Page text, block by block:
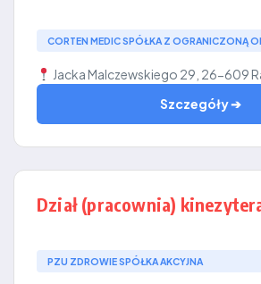
CORTEN MEDIC SPÓŁKA Z OGRANICZONĄ
Jacka Malczewskiego 29, 26-609
Szczegóły ➔
Dział (pracownia)
PZU ZDROWIE SPÓŁKA AKCYJNA